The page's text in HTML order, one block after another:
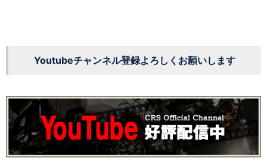
Youtubeチャンネル登録よろしくお願いします